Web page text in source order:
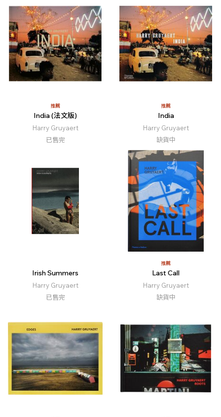
推薦
India (法文版)
Harry Gruyaert
已售完
推薦
India
Harry Gruyaert
缺貨中
Irish Summers
Harry Gruyaert
已售完
推薦
Last Call
Harry Gruyaert
缺貨中